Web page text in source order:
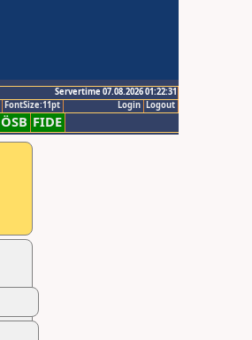
Servertime 07.08.2026 01:22:31
Logout
Login
FontSize:11pt
ÖSB FIDE